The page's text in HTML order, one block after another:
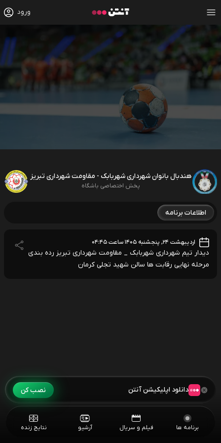
ورود
هندبال بانوان شهرداری شهربابک - مقاومت شهرداری تبریز
پخش اختصاصی باشگاه
اطلاعات برنامه
اردیبهشت ۲۴, پنجشنبه ۱۴۰۵ ساعت ۰۴:۴۵
دیدار تیم شهرداری شهربابک _ مقاومت شهرداری تبریز رده بندی
مرحله نهایی رقابت ها سالن شهید تجلی کرمان
برنامه ها فیلم و سریال آرشیو نتایج زنده
دانلود اپلیکیشن آنتن نصب کن